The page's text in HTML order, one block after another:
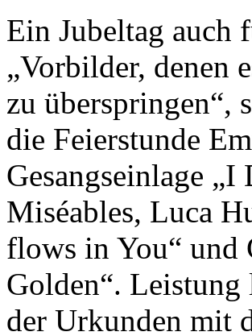
Ein Jubeltag auch
„Vorbilder, denen
zu überspringen“,
die Feierstunde
Gesangseinlage „I
Miséables, Luca
flows in You“ und
Golden“.
der Urkunden mit